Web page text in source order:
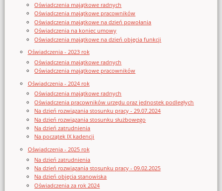
Oświadczenia majątkowe radnych
Oświadczenia majątkowe pracowników
Oświadczenia majątkowe na dzień powołania
Oświadczenia na koniec umowy
Oświadczenia majątkowe na dzień objęcia funkcji
Oświadczenia - 2023 rok
Oświadczenia majątkowe radnych
Oświadczenia majątkowe pracowników
Oświadczenia - 2024 rok
Oświadczenia majątkowe radnych
Oświadczenia pracowników urzędu oraz jednostek podległych
Na dzień rozwiązania stosunku pracy - 29.07.2024
Na dzień rozwiązania stosunku służbowego
Na dzień zatrudnienia
Na początek IX kadencji
Oświadczenia - 2025 rok
Na dzień zatrudnienia
Na dzień rozwiązania stosunku pracy - 09.02.2025
Na dzień objęcia stanowiska
Oświadczenia za rok 2024